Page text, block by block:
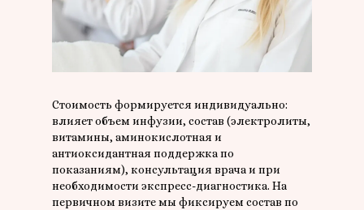
Стоимость формируется индивидуально:
влияет объем инфузии, состав (электролиты,
витамины, аминокислотная и
антиоксидантная поддержка по
показаниям), консультация врача и при
необходимости экспресс-диагностика. На
первичном визите мы фиксируем состав по